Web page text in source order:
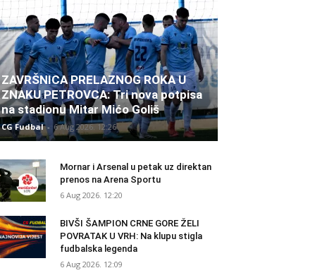
ZAVRŠNICA PRELAZNOG ROKA U
ZNAKU PETROVCA: Tri nova potpisa
na stadionu Mitar Mićo Goliš
CG Fudbal - 6 Aug 2026. 12:26
Mornar i Arsenal u petak uz direktan
prenos na Arena Sportu
6 Aug 2026. 12:20
BIVŠI ŠAMPION CRNE GORE ŽELI
POVRATAK U VRH: Na klupu stigla
fudbalska legenda
6 Aug 2026. 12:09